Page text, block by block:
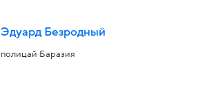
Эдуард Безродный
полицай Баразия